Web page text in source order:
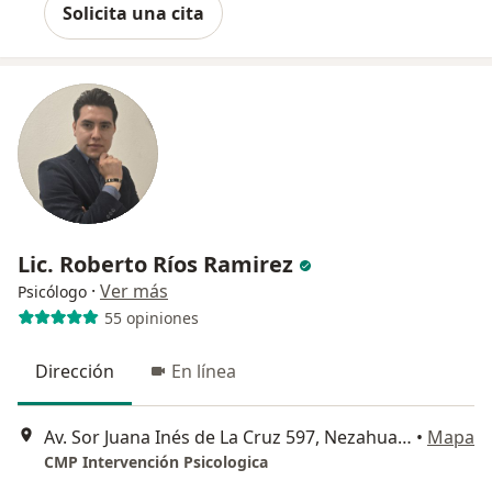
Solicita una cita
Lic. Roberto Ríos Ramirez
Psicólogo · Ver más
55 opiniones
Dirección En línea
Av. Sor Juana Inés de La Cruz 597, Nezahualcóyotl • Mapa
CMP Intervención Psicologica